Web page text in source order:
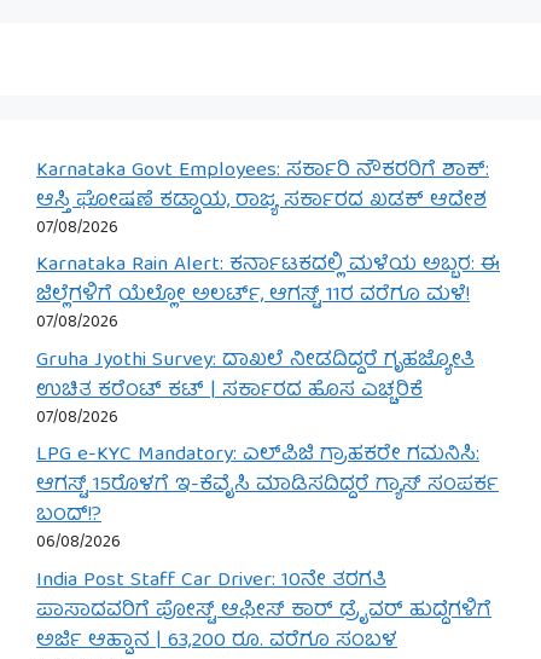
Karnataka Govt Employees: ಸರ್ಕಾರಿ ನೌಕರರಿಗೆ ಶಾಕ್:
ಆಸ್ತಿ ಘೋಷಣೆ ಕಡ್ಡಾಯ, ರಾಜ್ಯ ಸರ್ಕಾರದ ಖಡಕ್ ಆದೇಶ
07/08/2026
Karnataka Rain Alert: ಕರ್ನಾಟಕದಲ್ಲಿ ಮಳೆಯ ಅಬ್ಬರ: ಈ
ಜಿಲ್ಲೆಗಳಿಗೆ ಯೆಲ್ಲೋ ಅಲರ್ಟ್, ಆಗಸ್ಟ್ 11ರ ವರೆಗೂ ಮಳೆ!
07/08/2026
Gruha Jyothi Survey: ದಾಖಲೆ ನೀಡದಿದ್ದರೆ ಗೃಹಜ್ಯೋತಿ
ಉಚಿತ ಕರೆಂಟ್ ಕಟ್ | ಸರ್ಕಾರದ ಹೊಸ ಎಚ್ಚರಿಕೆ
07/08/2026
LPG e-KYC Mandatory: ಎಲ್‌ಪಿಜಿ ಗ್ರಾಹಕರೇ ಗಮನಿಸಿ:
ಆಗಸ್ಟ್ 15ರೊಳಗೆ ಇ-ಕೆವೈಸಿ ಮಾಡಿಸದಿದ್ದರೆ ಗ್ಯಾಸ್ ಸಂಪರ್ಕ
ಬಂದ್!?
06/08/2026
India Post Staff Car Driver: 10ನೇ ತರಗತಿ
ಪಾಸಾದವರಿಗೆ ಪೋಸ್ಟ್ ಆಫೀಸ್ ಕಾರ್ ಡ್ರೈವರ್ ಹುದ್ದೆಗಳಿಗೆ
ಅರ್ಜಿ ಆಹ್ವಾನ | 63,200 ರೂ. ವರೆಗೂ ಸಂಬಳ